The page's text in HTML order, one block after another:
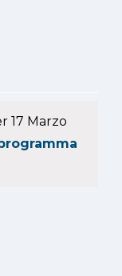
17 Marzo